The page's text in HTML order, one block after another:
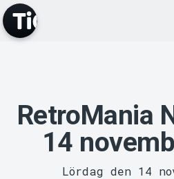
RetroMania
14
Lördag den 14